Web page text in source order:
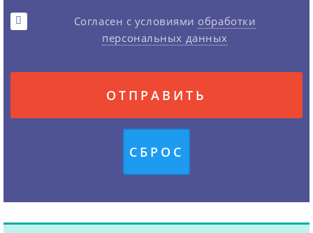
Согласен с условиями обработки
персональных данных